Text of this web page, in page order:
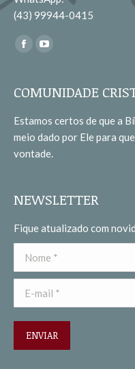
(43) 99944-0415
Encontre-nos em:
Facebook
opens
new
window
opens
new
window
COMUNIDADE
Estamos certos de que a
meio dado por Ele para
vontade.
NEWSLETTER
Fique atualizado com
Nome *
E-mail *
ENVIAR